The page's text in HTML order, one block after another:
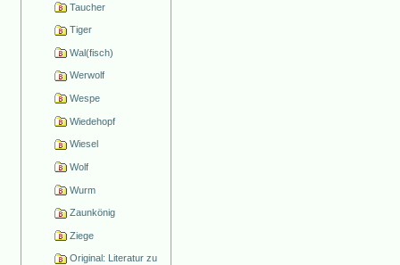
Taucher
Tiger
Wal(fisch)
Werwolf
Wespe
Wiedehopf
Wiesel
Wolf
Wurm
Zaunkönig
Ziege
Original: Literatur zu